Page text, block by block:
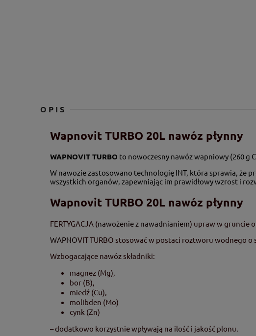
OPIS
Wapnovit TURBO 20L nawóz płynny
WAPNOVIT TURBO to nowoczesny nawóz wapniowy (260 g
W nawozie zastosowano technologię INT, która sprawia, że
wszystkich organów, zapewniając im prawidłowy wzrost i
Wapnovit TURBO 20L nawóz płynny
FERTYGACJA (nawożenie z nawadnianiem) upraw w gruncie
WAPNOVIT TURBO stosować w postaci roztworu wodnego o
Wzbogacające nawóz składniki:
magnez (Mg),
bor (B),
miedź (Cu),
molibden (Mo)
cynk (Zn)
– dodatkowo korzystnie wpływają na ilość i jakość plonu.